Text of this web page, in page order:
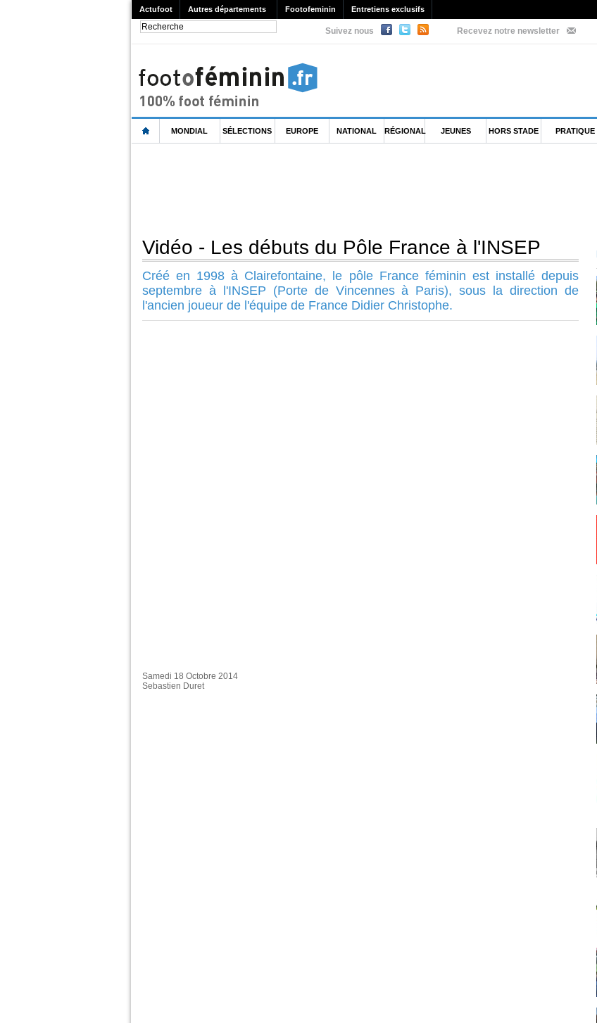
Actufoot Autres départements Footofeminin Entretiens exclusifs
Suivez nous Recevez notre newsletter
MONDIAL SÉLECTIONS EUROPE NATIONAL RÉGIONAL JEUNES HORS STADE PRATIQUE
Vidéo - Les débuts du Pôle France à l'INSEP
Créé en 1998 à Clairefontaine, le pôle France féminin est installé depuis
septembre à l'INSEP (Porte de Vincennes à Paris), sous la direction de
l'ancien joueur de l'équipe de France Didier Christophe.
Samedi 18 Octobre 2014
Sebastien Duret